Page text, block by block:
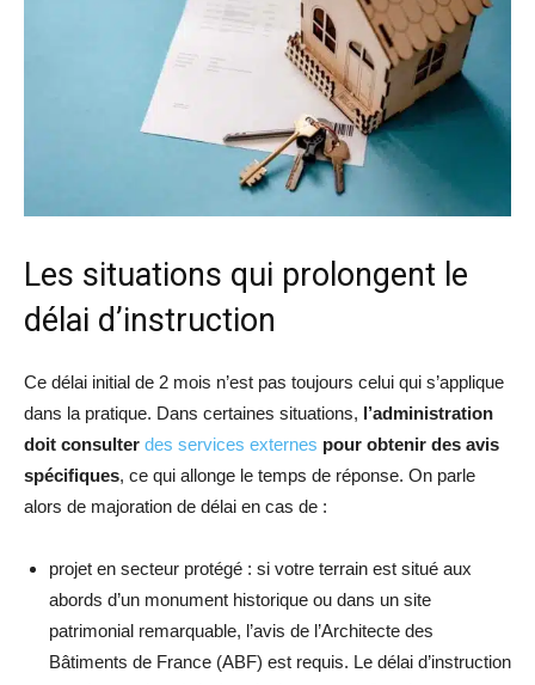
Les situations qui prolongent le
délai d’instruction
Ce délai initial de 2 mois n’est pas toujours celui qui s’applique
dans la pratique. Dans certaines situations, l’administration
doit consulter des services externes pour obtenir des avis
spécifiques, ce qui allonge le temps de réponse. On parle
alors de majoration de délai en cas de :
projet en secteur protégé : si votre terrain est situé aux
abords d’un monument historique ou dans un site
patrimonial remarquable, l’avis de l’Architecte des
Bâtiments de France (ABF) est requis. Le délai d’instruction